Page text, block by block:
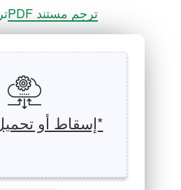
ترجم مستند PDF
*إسقاط أو